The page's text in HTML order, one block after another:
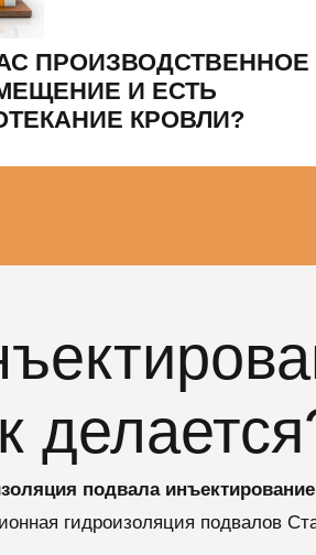
ПРОИЗВОДСТВЕННОЕ
И ЕСТЬ
КРОВЛИ?
подвала
гидроизоляция подвалов